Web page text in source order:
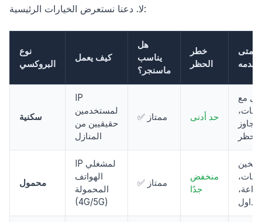
لا. دعنا نستعرض الخيارات الرئيسية:
نوع
البروكسي
كيف يعمل
هل
يناسب
ماسنجر؟
خطر
الحظر
متى
سكنية
IP
لمستخدمين
حقيقيين من
المنازل
✅ ممتاز حد أدنى
مع
تجاوز
الحظر
محمول
IP لمشغلي
الهواتف
المحمولة
(4G/5G)
✅ ممتاز
منخفض
جدًا